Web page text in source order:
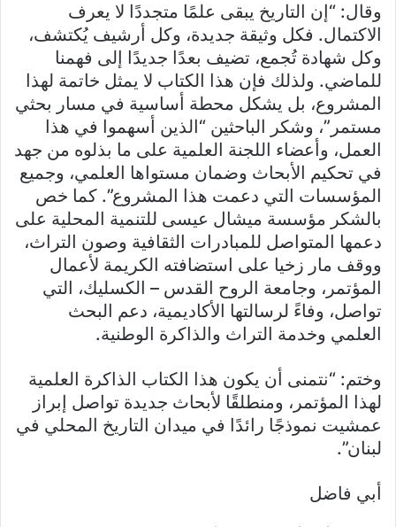
وقال: “إن التاريخ يبقى علمًا متجددًا لا يعرف
الاكتمال. فكل وثيقة جديدة، وكل أرشيف يُكتشف،
وكل شهادة تُجمع، تضيف بعدًا جديدًا إلى فهمنا
للماضي. ولذلك فإن هذا الكتاب لا يمثل خاتمة لهذا
المشروع، بل يشكل محطة أساسية في مسار بحثي
مستمر”، وشكر الباحثين “الذين أسهموا في هذا
العمل، وأعضاء اللجنة العلمية على ما بذلوه من جهد
في تحكيم الأبحاث وضمان مستواها العلمي، وجميع
المؤسسات التي دعمت هذا المشروع”. كما خص
بالشكر مؤسسة ميشال عيسى للتنمية المحلية على
دعمها المتواصل للمبادرات الثقافية وصون التراث،
ووقف مار زخيا على استضافته الكريمة لأعمال
المؤتمر، وجامعة الروح القدس – الكسليك، التي
تواصل، وفاءً لرسالتها الأكاديمية، دعم البحث
العلمي وخدمة التراث والذاكرة الوطنية.
وختم: “نتمنى أن يكون هذا الكتاب الذاكرة العلمية
لهذا المؤتمر، ومنطلقًا لأبحاث جديدة تواصل إبراز
عمشيت نموذجًا رائدًا في ميدان التاريخ المحلي في
لبنان”.
أبي فاضل